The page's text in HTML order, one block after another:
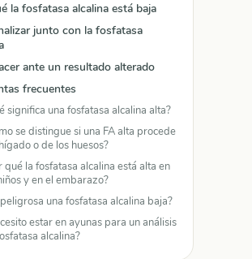
la fosfatasa alcalina está baja
junto con la fosfatasa
ante un resultado alterado
frecuentes
significa una fosfatasa alcalina alta?
se distingue si una FA alta procede
o de los huesos?
qué la fosfatasa alcalina está alta en
y en el embarazo?
una fosfatasa alcalina baja?
estar en ayunas para un análisis
alcalina?